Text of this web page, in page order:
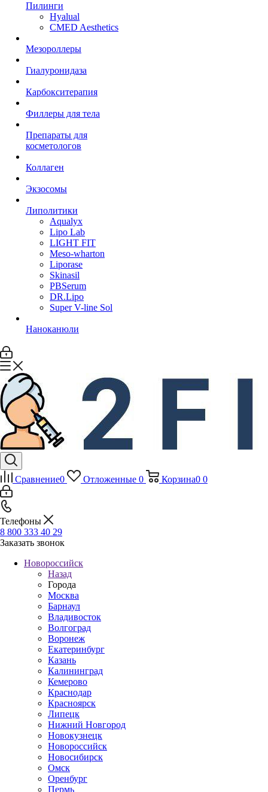
Пилинги
Hyalual
CMED Aesthetics
Мезороллеры
Гиалуронидаза
Карбокситерапия
Филлеры для тела
Препараты для
косметологов
Коллаген
Экзосомы
Липолитики
Aqualyx
Lipo Lab
LIGHT FIT
Meso-wharton
Liporase
Skinasil
PBSerum
DR.Lipo
Super V-line Sol
Наноканюли
Сравнение0 Отложенные 0 Корзина0 0
Телефоны
8 800 333 40 29
Заказать звонок
Новороссийск
Назад
Города
Москва
Барнаул
Владивосток
Волгоград
Воронеж
Екатеринбург
Казань
Калининград
Кемерово
Краснодар
Красноярск
Липецк
Нижний Новгород
Новокузнецк
Новороссийск
Новосибирск
Омск
Оренбург
Пермь